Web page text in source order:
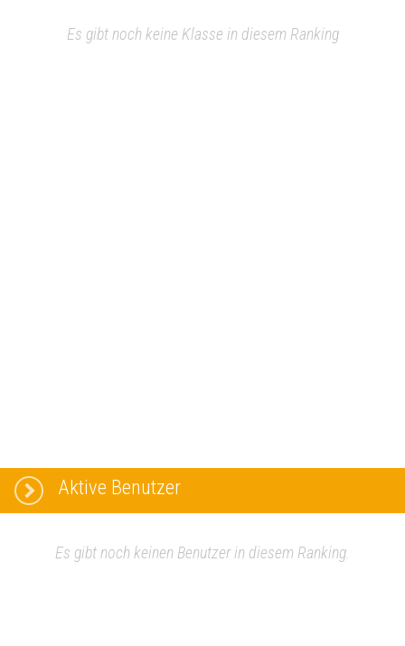
Es gibt noch keine Klasse in diesem Ranking
Aktive Benutzer
Es gibt noch keinen Benutzer in diesem Ranking.